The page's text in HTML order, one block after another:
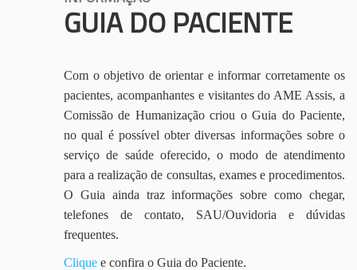
GUIA DO PACIENTE
Com o objetivo de orientar e informar corretamente os
pacientes, acompanhantes e visitantes do AME Assis, a
Comissão de Humanização criou o Guia do Paciente,
no qual é possível obter diversas informações sobre o
serviço de saúde oferecido, o modo de atendimento
para a realização de consultas, exames e procedimentos.
O Guia ainda traz informações sobre como chegar,
telefones de contato, SAU/Ouvidoria e dúvidas
frequentes.
Clique e confira o Guia do Paciente.